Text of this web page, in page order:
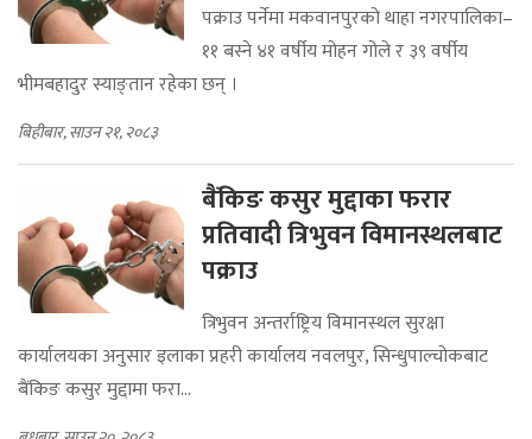
पक्राउ पर्नेमा मकवानपुरको थाहा नगरपालिका–
११ बस्ने ४१ वर्षीय मोहन गोले र ३९ वर्षीय
भीमबहादुर स्याङ्तान रहेका छन् ।
बिहीबार, साउन २१, २०८३
बैंकिङ कसुर मुद्दाका फरार
प्रतिवादी त्रिभुवन विमानस्थलबाट
पक्राउ
त्रिभुवन अन्तर्राष्ट्रिय विमानस्थल सुरक्षा
कार्यालयका अनुसार इलाका प्रहरी कार्यालय नवलपुर, सिन्धुपाल्चोकबाट
बैंकिङ कसुर मुद्दामा फरा...